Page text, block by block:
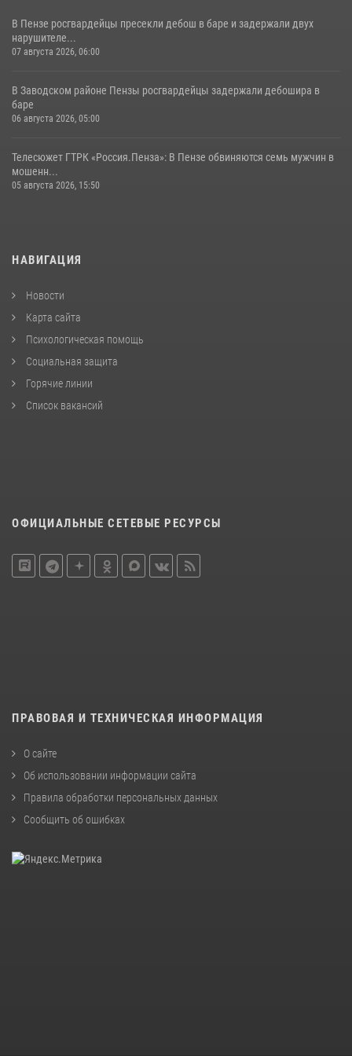
В Пензе росгвардейцы пресекли дебош в баре и задержали двух
нарушителе...
07 августа 2026, 06:00
В Заводском районе Пензы росгвардейцы задержали дебошира в
баре
06 августа 2026, 05:00
Телесюжет ГТРК «Россия.Пенза»: В Пензе обвиняются семь мужчин в
мошенн...
05 августа 2026, 15:50
НАВИГАЦИЯ
Новости
Карта сайта
Психологическая помощь
Социальная защита
Горячие линии
Список вакансий
ОФИЦИАЛЬНЫЕ СЕТЕВЫЕ РЕСУРСЫ
ПРАВОВАЯ И ТЕХНИЧЕСКАЯ ИНФОРМАЦИЯ
О сайте
Об использовании информации сайта
Правила обработки персональных данных
Сообщить об ошибках